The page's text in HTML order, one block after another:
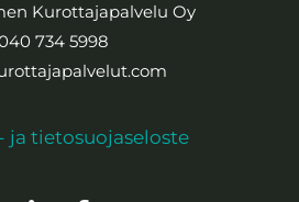
Kurottajapalvelu Oy
734 5998
ja tietosuojaseloste